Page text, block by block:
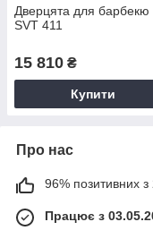
Дверцята для барбекю
SVT 411
15 810 ₴
Купити
Про нас
96% позитивних з
Працює з